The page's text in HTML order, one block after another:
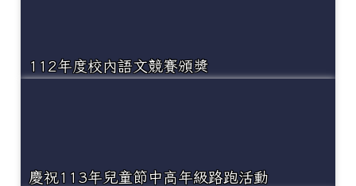
112年度校內語文競賽頒獎
慶祝113年兒童節中高年級路跑活動